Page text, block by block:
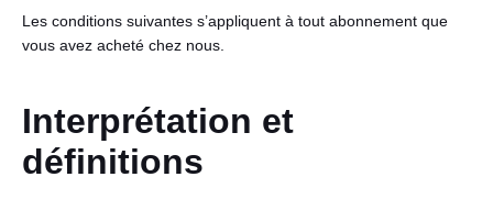
Les conditions suivantes s’appliquent à tout abonnement que
vous avez acheté chez nous.
Interprétation et
définitions